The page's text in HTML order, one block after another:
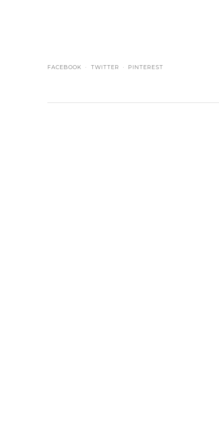
FACEBOOK TWITTER PINTEREST